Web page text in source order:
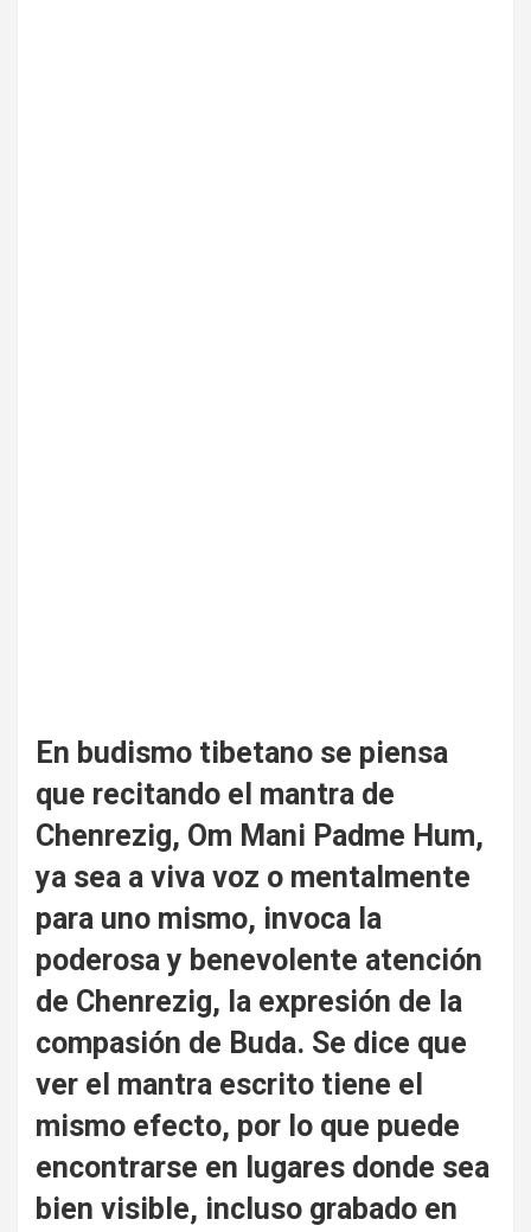
En budismo tibetano se piensa
que recitando el mantra de
Chenrezig, Om Mani Padme Hum,
ya sea a viva voz o mentalmente
para uno mismo, invoca la
poderosa y benevolente atención
de Chenrezig, la expresión de la
compasión de Buda. Se dice que
ver el mantra escrito tiene el
mismo efecto, por lo que puede
encontrarse en lugares donde sea
bien visible, incluso grabado en